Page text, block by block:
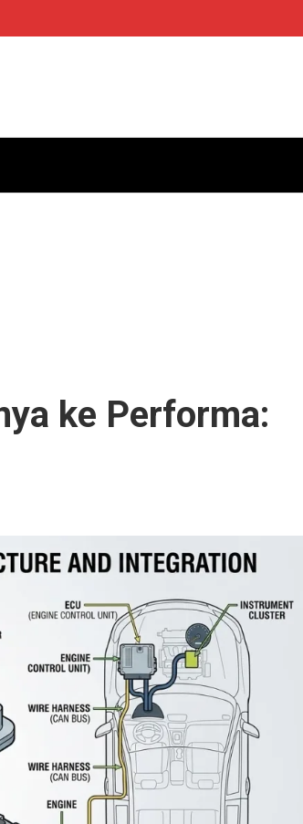
ke Performa: